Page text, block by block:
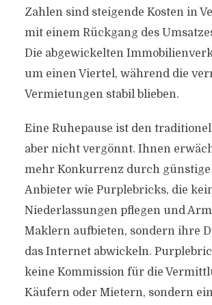
Zahlen sind steigende Kosten in
mit einem Rückgang des
Die abgewickelten
um einen Viertel, während die
Vermietungen stabil blieben.
Eine Ruhepause ist den
aber nicht vergönnt. Ihnen
mehr Konkurrenz durch
Anbieter wie Purplebricks, die
Niederlassungen pflegen und
Maklern aufbieten, sondern ihre
das Internet abwickeln.
keine Kommission für die
Käufern oder Mietern, sondern